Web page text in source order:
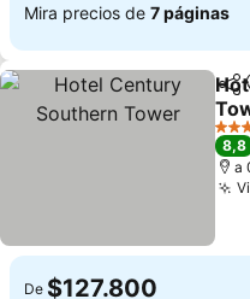
Mira precios de 7 páginas
Ver
4
8,8
a
De $127.800